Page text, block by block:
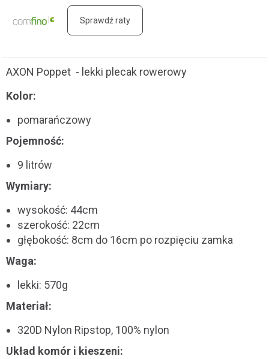
Sprawdź raty
AXON Poppet - lekki plecak rowerowy
Kolor:
pomarańczowy
Pojemność:
9 litrów
Wymiary:
wysokość: 44cm
szerokość: 22cm
głębokość: 8cm do 16cm po rozpięciu zamka
Waga:
lekki: 570g
Materiał:
320D Nylon Ripstop, 100% nylon
Układ komór i kieszeni: